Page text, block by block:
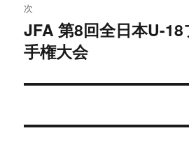
ー
シ
次
次
の
稿:
JFA 第8回全日本U-
手権大会